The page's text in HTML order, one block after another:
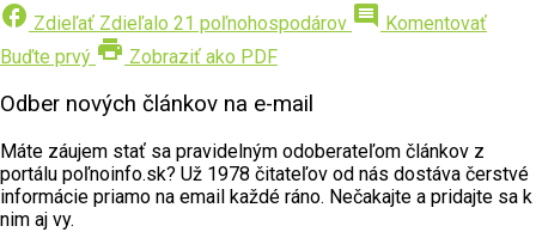
facebook Zdieľať Zdieľalo 21 poľnohospodárov comment
Komentovať
Buďte prvý print Zobraziť ako PDF
Odber nových článkov na e-mail
Máte záujem stať sa pravidelným odoberateľom článkov z
portálu poľnoinfo.sk? Už 1978 čitateľov od nás dostáva čerstvé
informácie priamo na email každé ráno. Nečakajte a pridajte sa k
nim aj vy.